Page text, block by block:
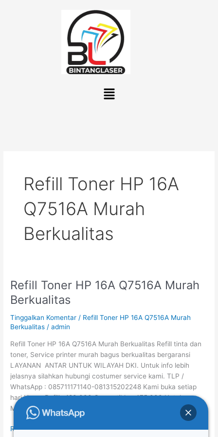
Menu
Refill Toner HP 16A
Q7516A Murah
Berkualitas
Refill Toner HP 16A Q7516A Murah
Berkualitas
Tinggalkan Komentar / Refill Toner HP 16A Q7516A Murah
Berkualitas /admin
Refill Toner HP 16A Q7516A Murah Berkualitas Refill tinta dan
toner, Service printer murah bagus berkualitas bergaransi
LAYANAN ANTAR UNTUK WILAYAH DKI. Untuk info lebih
jelasnya silahkan hubungi costumer service kami. TLP /
WhatsApp : 085711171140-081315202248 Kami buka setiap
hari Harga Refill : 180.000 Compatible : 475.000 Untuk
Melihat Daftar Harga Refill Toner Hp, klik […]
Refill
Toner
HP
16A
Q7516A
Berkualitas
Read More »